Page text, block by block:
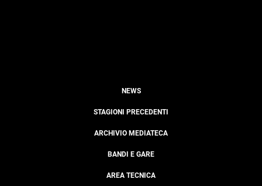
NEWS
STAGIONI PRECEDENTI
ARCHIVIO MEDIATECA
BANDI E GARE
AREA TECNICA